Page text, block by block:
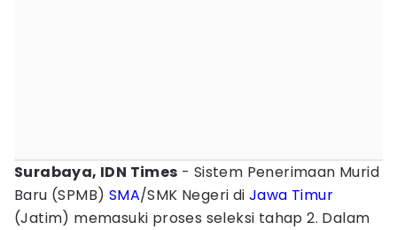
Surabaya, IDN Times - Sistem Penerimaan Murid
Baru (SPMB) SMA/SMK Negeri diJawa Timur
(Jatim) memasuki proses seleksi tahap 2. Dalam